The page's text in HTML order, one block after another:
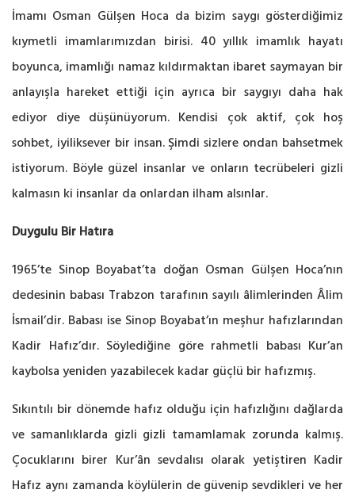
İmamı Osman Gülşen Hoca da bizim saygı gösterdiğimiz
kıymetli imamlarımızdan birisi. 40 yıllık imamlık hayatı
boyunca, imamlığı namaz kıldırmaktan ibaret saymayan bir
anlayışla hareket ettiği için ayrıca bir saygıyı daha hak
ediyor diye düşünüyorum. Kendisi çok aktif, çok hoş
sohbet, iyiliksever bir insan. Şimdi sizlere ondan bahsetmek
istiyorum. Böyle güzel insanlar ve onların tecrübeleri gizli
kalmasın ki insanlar da onlardan ilham alsınlar.
Duygulu Bir Hatıra
1965’te Sinop Boyabat’ta doğan Osman Gülşen Hoca’nın
dedesinin babası Trabzon tarafının sayılı âlimlerinden Âlim
İsmail’dir. Babası ise Sinop Boyabat’ın meşhur hafızlarından
Kadir Hafız’dır. Söylediğine göre rahmetli babası Kur’an
kaybolsa yeniden yazabilecek kadar güçlü bir hafızmış.
Sıkıntılı bir dönemde hafız olduğu için hafızlığını dağlarda
ve samanlıklarda gizli gizli tamamlamak zorunda kalmış.
Çocuklarını birer Kur’ân sevdalısı olarak yetiştiren Kadir
Hafız aynı zamanda köylülerin de güvenip sevdikleri ve her